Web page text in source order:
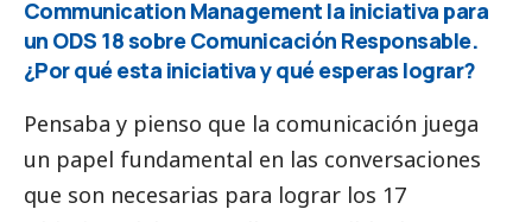
Communication Management la iniciativa para
un ODS 18 sobre Comunicación Responsable.
¿Por qué esta iniciativa y qué esperas lograr?
Pensaba y pienso que la comunicación juega
un papel fundamental en las conversaciones
que son necesarias para lograr los 17